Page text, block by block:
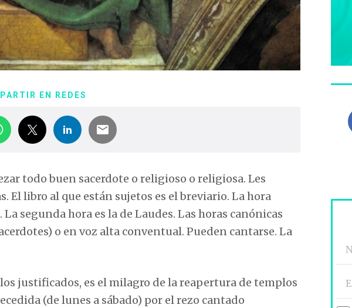
EN REDES
todo buen sacerdote o religioso o religiosa. Les
El libro al que están sujetos es el breviario. La hora
segunda hora es la de Laudes. Las horas canónicas
o en voz alta conventual. Pueden cantarse. La
justificados, es el milagro de la reapertura de templos
(de lunes a sábado) por el rezo cantado